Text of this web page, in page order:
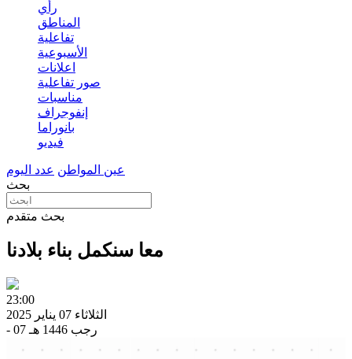
رأي
المناطق
تفاعلية
الأسبوعية
اعلانات
صور تفاعلية
مناسبات
إنفوجراف
بانوراما
فيديو
عين المواطن عدد اليوم
بحث
بحث متقدم
معا سنكمل بناء بلادنا
23:00
الثلاثاء 07 يناير 2025
- 07 رجب 1446 هـ